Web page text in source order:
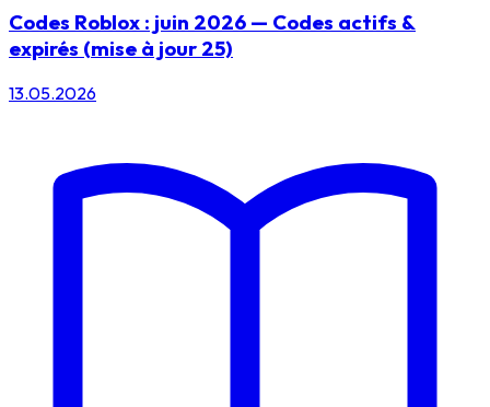
Codes Roblox : juin 2026 — Codes actifs &
expirés (mise à jour 25)
13.05.2026